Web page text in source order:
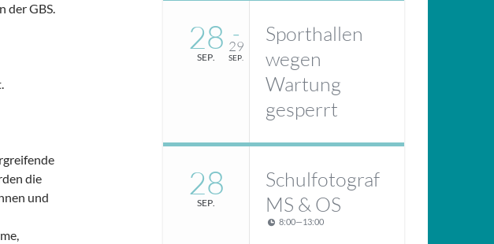
der GBS.
die
und
28
SEP.
–
29
SEP.
Sporthallen
wegen
Wartung
gesperrt
28
SEP.
Schulfotograf
MS & OS
8:00—13:00